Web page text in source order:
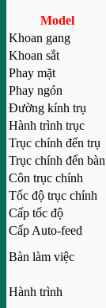
Model
Khoan gang
Khoan sắt
Phay mặt
Phay ngón
Đường kính trụ
Hành trình trục
Trục chính đến trụ
Trục chính đến bàn
Côn trục chính
Tốc độ trục chính
Cấp tốc độ
Cấp Auto-feed
Bàn làm việc
Hành trình